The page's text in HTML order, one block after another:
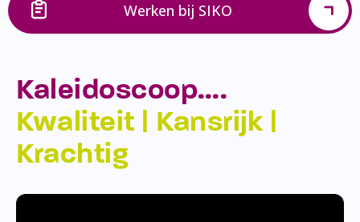
Werken bij SIKO
Kaleidoscoop….
Kwaliteit | Kansrijk |
Krachtig